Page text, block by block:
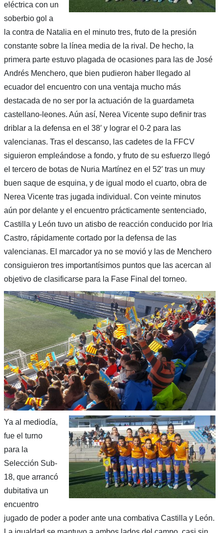
eléctrica con un
soberbio gol a
la contra de Natalia en el minuto tres, fruto de la presión
constante sobre la línea media de la rival. De hecho, la
primera parte estuvo plagada de ocasiones para las de José
Andrés Menchero, que bien pudieron haber llegado al
ecuador del encuentro con una ventaja mucho más
destacada de no ser por la actuación de la guardameta
castellano-leones. Aún así, Nerea Vicente supo definir tras
driblar a la defensa en el 38′ y lograr el 0-2 para las
valencianas. Tras el descanso, las cadetes de la FFCV
siguieron empleándose a fondo, y fruto de su esfuerzo llegó
el tercero de botas de Nuria Martínez en el 52′ tras un muy
buen saque de esquina, y de igual modo el cuarto, obra de
Nerea Vicente tras jugada individual. Con veinte minutos
aún por delante y el encuentro prácticamente sentenciado,
Castilla y León tuvo un atisbo de reacción conducido por Iria
Castro, rápidamente cortado por la defensa de las
valencianas. El marcador ya no se movió y las de Menchero
consiguieron tres importantísimos puntos que las acercan al
objetivo de clasificarse para la Fase Final del torneo.
Ya al mediodía,
fue el turno
para la
Selección Sub-
18, que arrancó
dubitativa un
encuentro
jugado de poder a poder ante una combativa Castilla y León.